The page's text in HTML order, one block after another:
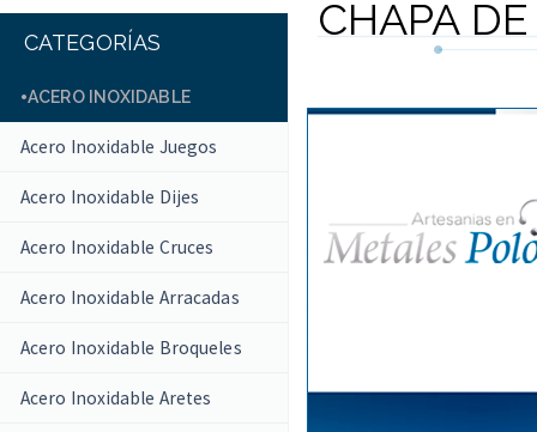
CATEGORÍAS
ACERO INOXIDABLE
Acero Inoxidable Juegos
Acero Inoxidable Dijes
Acero Inoxidable Cruces
Acero Inoxidable Arracadas
Acero Inoxidable Broqueles
Acero Inoxidable Aretes
CHAPA